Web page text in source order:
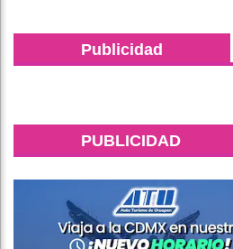
Publicidad
PUBLICIDAD